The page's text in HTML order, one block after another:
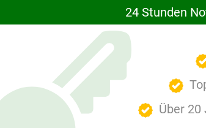
24 Stunden
Über 20